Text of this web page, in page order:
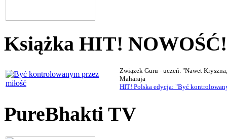
Książka HIT! NOWOŚĆ!
Związek Guru - uczeń. "Nawet
Maharaja
HIT! Polska edycja: "Być
PureBhakti TV